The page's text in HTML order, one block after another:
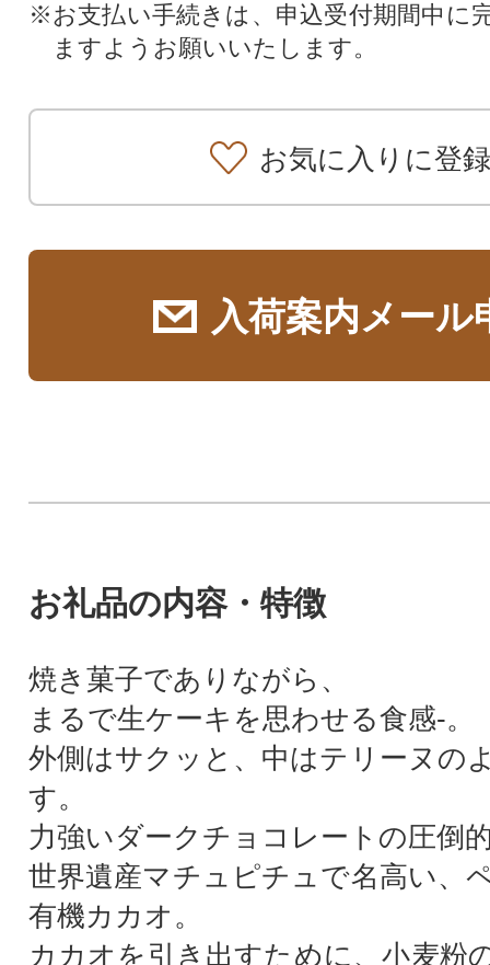
※お支払い手続きは、申込受付期間中に
ますようお願いいたします。
お気に入りに登録
入荷案内メール
お礼品の内容・特徴
焼き菓子でありながら、
まるで生ケーキを思わせる食感-。
外側はサクッと、中はテリーヌの
す。
力強いダークチョコレートの圧倒
世界遺産マチュピチュで名高い、
有機カカオ。
カカオを引き出すために、小麦粉